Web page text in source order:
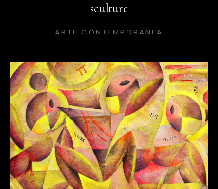
sculture
ARTE CONTEMPORANEA